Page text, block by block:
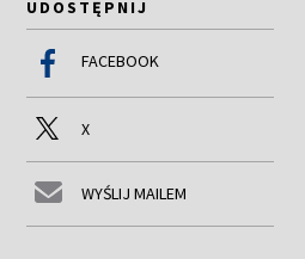
UDOSTĘPNIJ
FACEBOOK
X
WYŚLIJ MAILEM